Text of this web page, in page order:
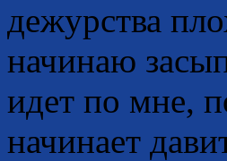
дежурства
начинаю
идет по мне,
начинает